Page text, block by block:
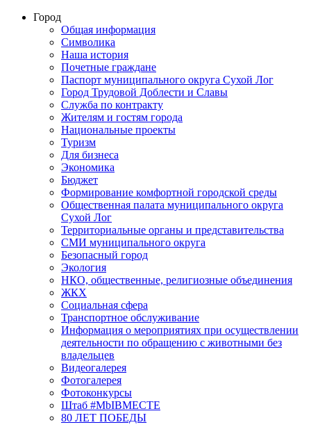
Город
Общая информация
Символика
Наша история
Почетные граждане
Паспорт муниципального округа Сухой Лог
Город Трудовой Доблести и Славы
Служба по контракту
Жителям и гостям города
Национальные проекты
Туризм
Для бизнеса
Экономика
Бюджет
Формирование комфортной городской среды
Общественная палата муниципального округа
Сухой Лог
Территориальные органы и представительства
СМИ муниципального округа
Безопасный город
Экология
НКО, общественные, религиозные объединения
ЖКХ
Социальная сфера
Транспортное обслуживание
Информация о мероприятиях при осуществлении
деятельности по обращению с животными без
владельцев
Видеогалерея
Фотогалерея
Фотоконкурсы
Штаб #MbIBMECTE
80 ЛЕТ ПОБЕДЫ